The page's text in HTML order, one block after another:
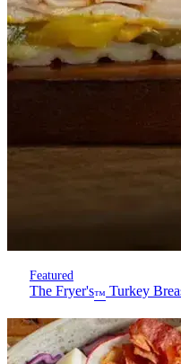
Featured
The Fryer's™ Turkey